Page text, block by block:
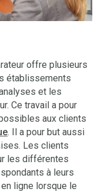
offre plusieurs
établissements
et les
Ce travail a pour
aux clients
. Il a pour but aussi
Les clients
les différentes
à leurs
ligne lorsque le